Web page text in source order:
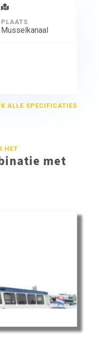
PLAATS
Musselkanaal
ALLE SPECIFICATIES
HET
met